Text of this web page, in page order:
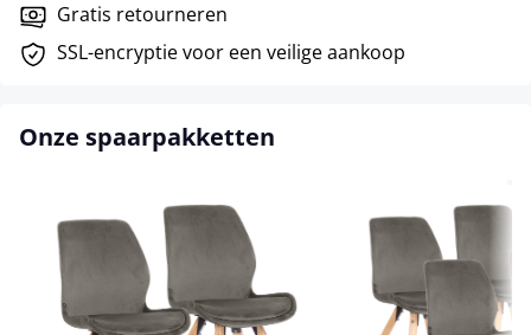
Gratis retourneren
SSL-encryptie voor een veilige aankoop
Onze spaarpakketten